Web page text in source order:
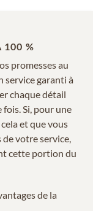
100 %
promesses au
service garanti à
chaque détail
Si, pour une
et que vous
de votre service,
cette portion du
de la